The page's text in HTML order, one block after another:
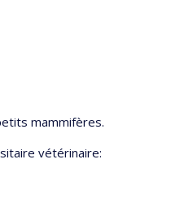
mammifères.
vétérinaire: